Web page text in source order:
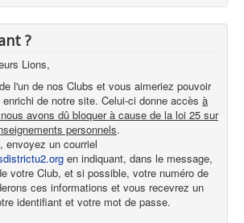
?
Lions,
l'un de nos Clubs et vous aimeriez pouvoir
de notre site. Celui-ci donne accès à
avons dû bloquer à cause de la loi 25 sur
personnels.
envoyez un courriel
en indiquant, dans le message,
votre Club, et si possible, votre numéro de
ces informations et vous recevrez un
identifiant et votre mot de passe.